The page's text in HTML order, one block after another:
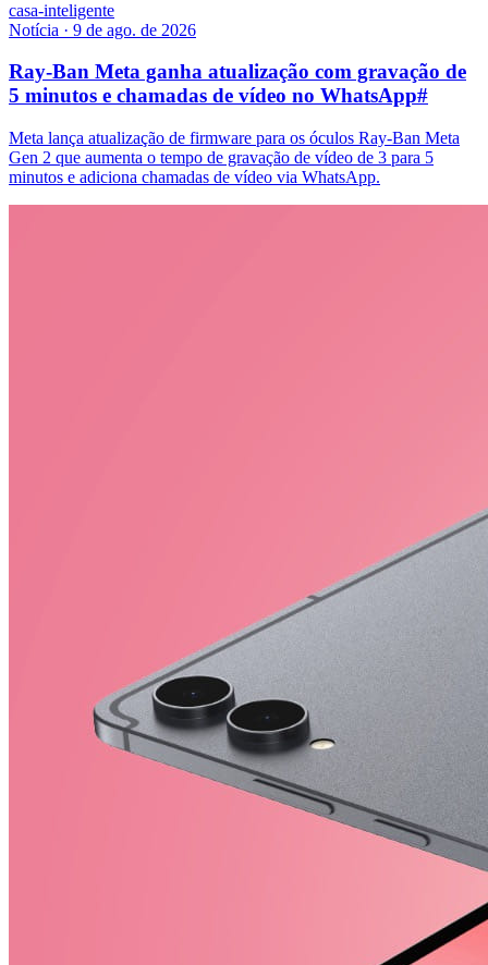
casa-inteligente
Notícia · 9 de ago. de 2026
Ray-Ban Meta ganha atualização com gravação de
5 minutos e chamadas de vídeo no WhatsApp#
Meta lança atualização de firmware para os óculos Ray-Ban Meta
Gen 2 que aumenta o tempo de gravação de vídeo de 3 para 5
minutos e adiciona chamadas de vídeo via WhatsApp.